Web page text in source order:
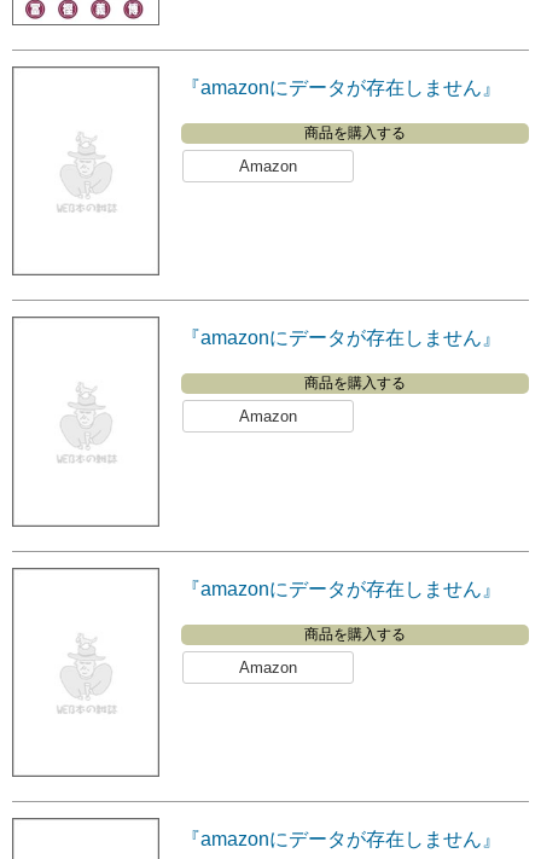
『amazonにデータが存在しません』
商品を購入する
Amazon
『amazonにデータが存在しません』
商品を購入する
Amazon
『amazonにデータが存在しません』
商品を購入する
Amazon
『amazonにデータが存在しません』